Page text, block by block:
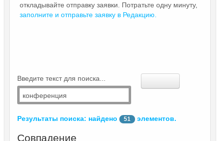
откладывайте отправку заявки. Потратьте одну минуту,
заполните и отправьте заявку в Редакцию.
Введите текст для поиска...
Результаты поиска: найдено 51 элементов.
Совпадение